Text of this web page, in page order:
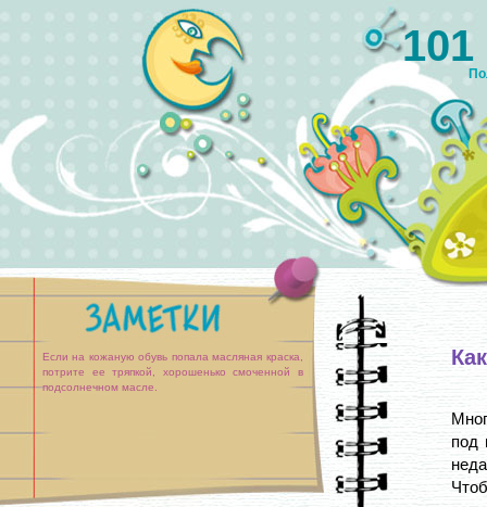
Если на кожаную обувь попала масляная краска,
потрите ее тряпкой, хорошенько смоченной в
подсолнечном масле.
под